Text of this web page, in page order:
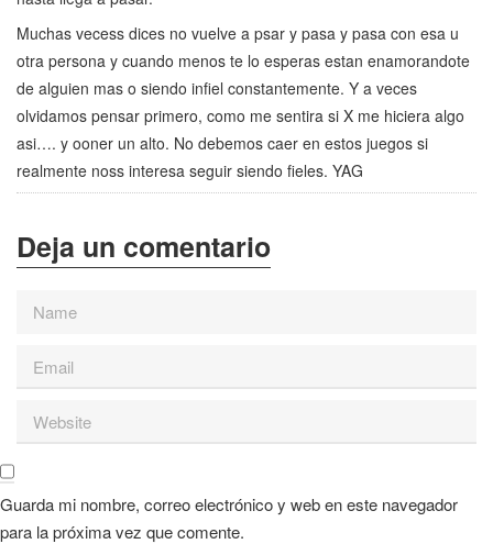
Muchas vecess dices no vuelve a psar y pasa y pasa con esa u
otra persona y cuando menos te lo esperas estan enamorandote
de alguien mas o siendo infiel constantemente. Y a veces
olvidamos pensar primero, como me sentira si X me hiciera algo
asi…. y ooner un alto. No debemos caer en estos juegos si
realmente noss interesa seguir siendo fieles. YAG
Guarda mi nombre, correo electrónico y web en este navegador
para la próxima vez que comente.